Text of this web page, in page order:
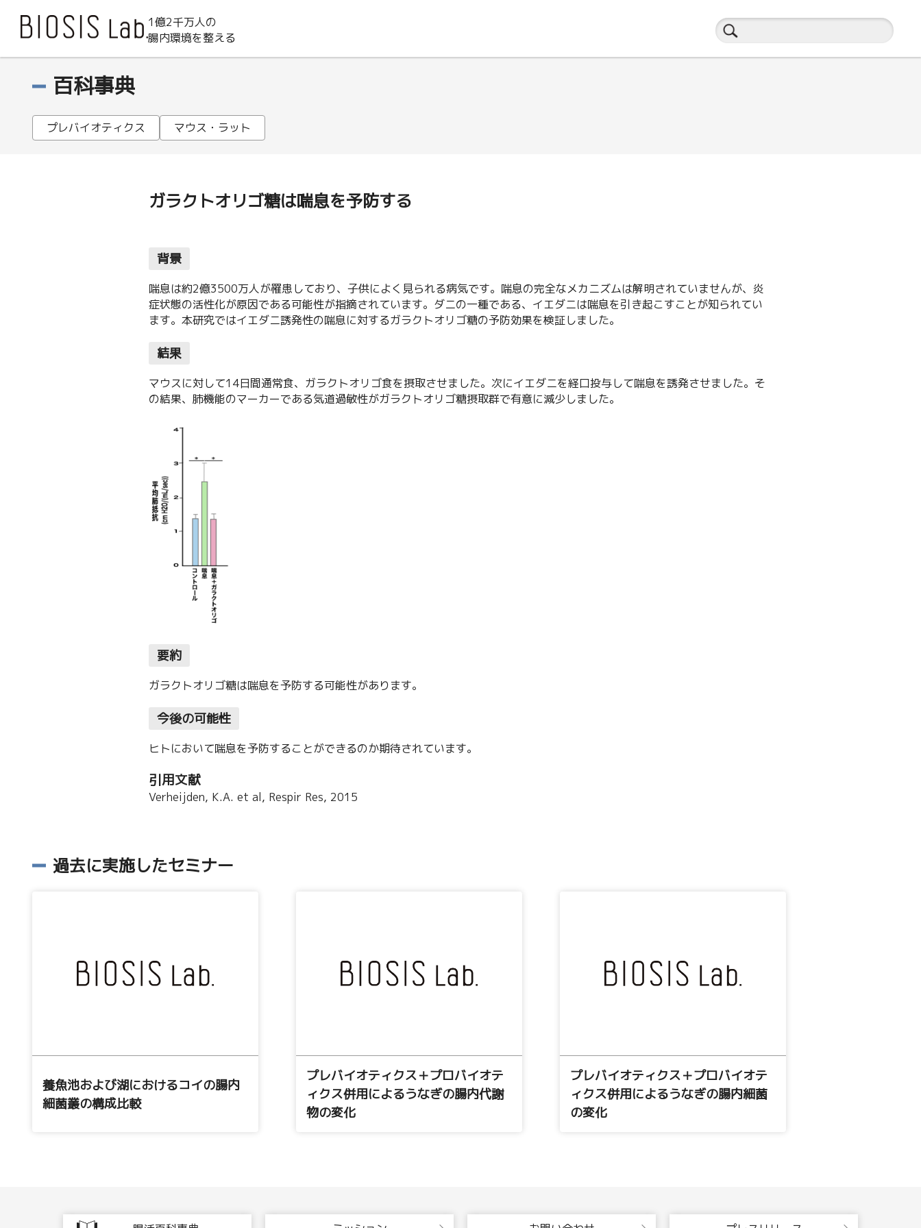
1億2千万人の
腸内環境を整える
百科事典
プレバイオティクス マウス・ラット
ガラクトオリゴ糖は喘息を予防する
背景
喘息は約2億3500万人が罹患しており、子供によく見られる病気です。喘息の完全なメカニズムは解明されていませんが、炎
症状態の活性化が原因である可能性が指摘されています。ダニの一種である、イエダニは喘息を引き起こすことが知られてい
ます。本研究ではイエダニ誘発性の喘息に対するガラクトオリゴ糖の予防効果を検証しました。
結果
マウスに対して14日間通常食、ガラクトオリゴ食を摂取させました。次にイエダニを経口投与して喘息を誘発させました。そ
の結果、肺機能のマーカーである気道過敏性がガラクトオリゴ糖摂取群で有意に減少しました。
要約
ガラクトオリゴ糖は喘息を予防する可能性があります。
今後の可能性
ヒトにおいて喘息を予防することができるのか期待されています。
引用文献
Verheijden, K.A. et al, Respir Res, 2015
過去に実施したセミナー
養魚池および湖におけるコイの腸内
細菌叢の構成比較
プレバイオティクス＋プロバイオテ
ィクス併用によるうなぎの腸内代謝
物の変化
プレバイオティクス＋プロバイオテ
ィクス併用によるうなぎの腸内細菌
の変化